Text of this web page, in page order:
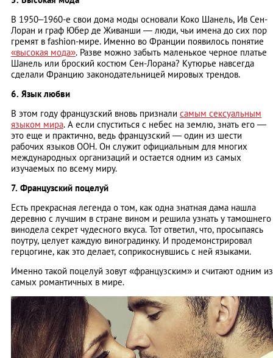
В 1950–1960-е свои дома моды основали Коко Шанель, Ив Сен-
Лоран и граф Юбер де Живанши ― люди, чьи имена до сих пор
гремят в fashion-мире. Именно во Франции появилось понятие
«высокая мода». Разве можно забыть маленькое черное платье
Шанель или броский костюм Сен-Лорана? Кутюрье навсегда
сделали Францию законодательницей мировых трендов.
6. Язык любви
В этом году французский вновь признали самым сексуальным
языком мира. А если спуститься с небес на землю, знать его ―
это еще и практично, ведь французский ― один из шести
рабочих языков ООН. Он служит официальным для многих
международных организаций и остается одним из самых
изучаемых по всему миру.
7. Французский поцелуй
Есть прекрасная легенда о том, как одна знатная дама нашла
деревню с лучшим в стране вином и решила узнать у тамошнего
винодела секрет чудесного вкуса. Тот ответил, что, просыпаясь
поутру, целует каждую виноградинку. И продемонстрировал
герцогине, как это делает, соприкоснувшись с ней языками.
Именно такой поцелуй зовут «французским» и считают одним из
самых романтичных в мире.